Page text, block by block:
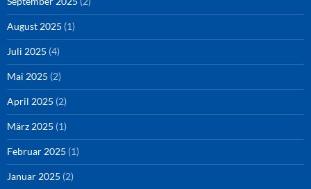
August 2025 (1)
Juli 2025 (4)
Mai 2025 (2)
April 2025 (2)
März 2025 (1)
Februar 2025 (1)
Januar 2025 (2)